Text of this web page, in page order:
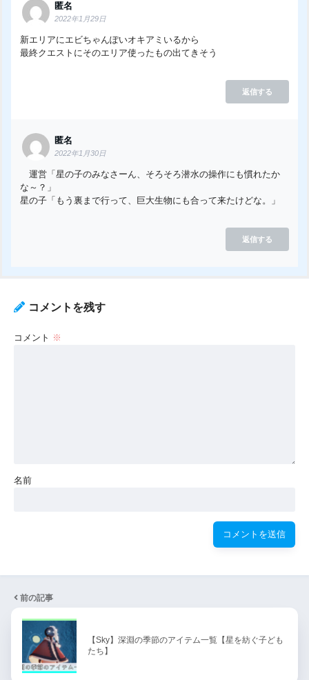
匿名
2022年1月29日
新エリアにエビちゃんぽいオキアミいるから
最終クエストにそのエリア使ったもの出てきそう
返信する
匿名
2022年1月30日
運営「星の子のみなさーん、そろそろ潜水の操作にも慣れたか
な～？」
星の子「もう裏まで行って、巨大生物にも合って来たけどな。」
返信する
コメントを残す
コメント ※
名前
前の記事
【Sky】深淵の季節のアイテム一覧【星を紡ぐ子ども
たち】